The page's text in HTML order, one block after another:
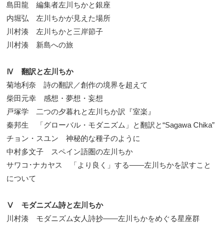
島田龍 編集者左川ちかと銀座
内堀弘 左川ちかが見えた場所
川村湊 左川ちかと三岸節子
川村湊 新島への旅
Ⅳ 翻訳と左川ちか
菊地利奈 詩の翻訳／創作の境界を超えて
柴田元幸 感想・夢想・妄想
戸塚学 二つの夕暮れと左川ちか訳『室楽』
秦邦生 「グローバル・モダニズム」と翻訳と“Sagawa Chika”
チョン・スユン 神秘的な種子のように
中村多文子 スペイン語圏の左川ちか
サワコ･ナカヤス 「より良く」する――左川ちかを訳すこと
について
Ⅴ モダニズム詩と左川ちか
川村湊 モダニズム女人詩抄――左川ちかをめぐる星座群